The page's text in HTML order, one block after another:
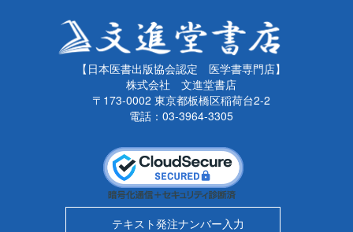
【日本医書出版協会認定 医学書専門店】
株式会社 文進堂書店
〒173-0002 東京都板橋区稲荷台2-2
電話：03-3964-3305
テキスト発注ナンバー入力